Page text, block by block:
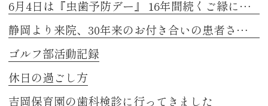
6月4日は『虫歯予防デー』 16年間続くご縁に感謝
静岡より来院、30年来のお付き合いの患者さまのお話し 2
ゴルフ部活動記録
休日の過ごし方
吉岡保育園の歯科検診に行ってきました